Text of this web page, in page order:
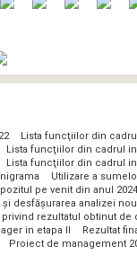
Lista funcţiilor din
Lista funcţiilor din cadrul
Lista funcţiilor din cadrul
Utilizare a
pe venit din anul 2024
desfășurarea analizei
rezultatul obtinut de
in etapa II
Rezultat
Proiect de management